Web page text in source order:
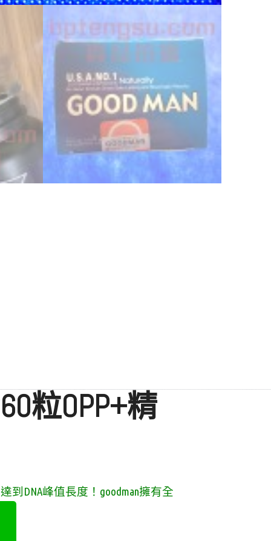
粒OPP+精
DNA峰值長度！ goodman擁有全